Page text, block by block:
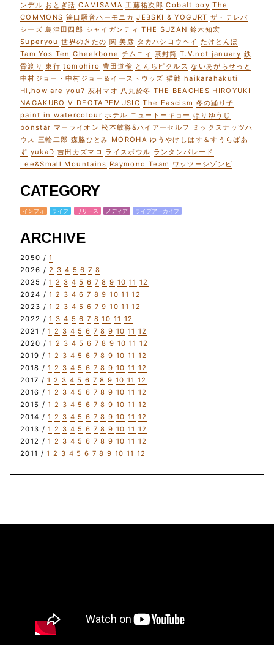
ンデル おとぎ話 CAMISAMA 工藤祐次郎 Cobalt boy The
COMMONS 笹口騒音ハーモニカ JEBSKI & YOGURT ザ・テレパ
シーズ 島津田四郎 シャイガンティ THE SUZAN 鈴木知宏
Superyou 世界のきたの 関 美彦 タカハシヨウヘイ たけとんぼ
Tam Yos Ten Cheekbone チムニィ 茶封筒 T.V.not january 鉄
骨渡り 東行 tomohiro 豊田道倫 とんちピクルス ないあがらせっと
中村ジョー・中村ジョー＆イーストウッズ 猫戦 haikarahakuti
Hi,how are you? 灰村マオ 八丸於冬 THE BEACHES HIROYUKI
NAGAKUBO VIDEOTAPEMUSIC The Fascism 冬の踊り子
paint in watercolour ホテル ニュートーキョー ほりゆうじ
bonstar マーライオン 松本敏将&ハイアーセルフ
ミックスナッツハ
ウス 三輪二郎 森脇ひとみ MOROHA ゆうやけしはす＆すうらばあ
ず yukaD 吉田カズマロ ライスボウル ランタンパレード
Lee&Small Mountains Raymond Team ワッツーシゾンビ
CATEGORY
インフォ ライブ リリース メディア ライブアーカイブ
ARCHIVE
2050 /1
2026 /2 3 4 5 6 7 8
2025 /1 2 3 4 5 6 7 8 9 10 11 12
2024 /1 2 3 4 6 7 8 9 10 11 12
2023 /1 2 3 4 5 6 7 9 10 11 12
2022 /1 3 4 5 6 7 8 10 11 12
2021 /1 2 3 4 5 6 7 8 9 10 11 12
2020 /1 2 3 4 5 6 7 8 9 10 11 12
2019 /1 2 3 4 5 6 7 8 9 10 11 12
2018 /1 2 3 4 5 6 7 8 9 10 11 12
2017 /1 2 3 4 5 6 7 8 9 10 11 12
2016 /1 2 3 4 5 6 7 8 9 10 11 12
2015 /1 2 3 4 5 6 7 8 9 10 11 12
2014 /1 2 3 4 5 6 7 8 9 10 11 12
2013 /1 2 3 4 5 6 7 8 9 10 11 12
2012 /1 2 3 4 5 6 7 8 9 10 11 12
2011 /1 2 3 4 5 6 7 8 9 10 11 12